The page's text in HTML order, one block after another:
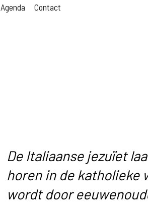
Agenda Contact
De Italiaanse jezuïet
horen in de katholieke
wordt door